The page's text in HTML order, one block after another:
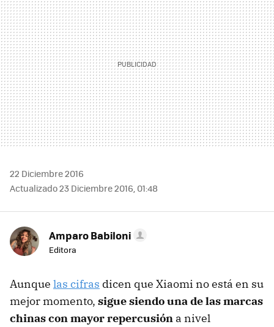
22 Diciembre 2016
Actualizado 23 Diciembre 2016, 01:48
Amparo Babiloni
Editora
Aunque las cifras dicen que Xiaomi no está en su
mejor momento, sigue siendo una de las marcas
chinas con mayor repercusión a nivel